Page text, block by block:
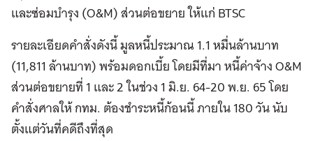
และซ่อมบำรุง (O&M) ส่วนต่อขยาย ให้แก่ BTSC
รายละเอียดคำสั่งดังนี้ มูลหนี้ประมาณ 1.1 หมื่นล้านบาท
(11,811 ล้านบาท) พร้อมดอกเบี้ย โดยมีที่มา หนี้ค่าจ้าง O&M
ส่วนต่อขยายที่ 1 และ 2 ในช่วง 1 มิ.ย. 64-20 พ.ย. 65 โดย
คำสั่งศาลให้ กทม. ต้องชำระหนี้ก้อนนี้ ภายใน 180 วัน นับ
ตั้งแต่วันที่คดีถึงที่สุด